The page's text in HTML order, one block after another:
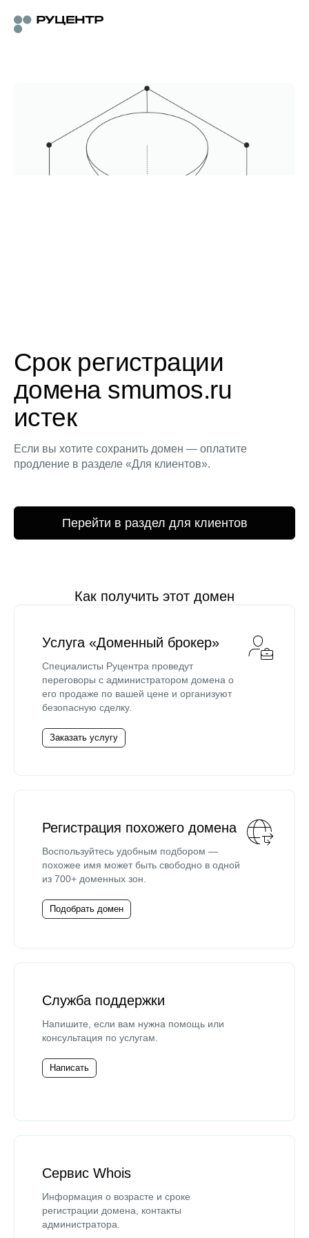
Срок регистрации
домена smumos.ru
истек
Если вы хотите сохранить домен — оплатите
продление в разделе «Для клиентов».
Перейти в раздел для клиентов
Как получить этот домен
Услуга «Доменный брокер»
Специалисты Руцентра проведут
переговоры с администратором домена о
его продаже по вашей цене и организуют
безопасную сделку.
Заказать услугу
Регистрация похожего домена
Воспользуйтесь удобным подбором —
похожее имя может быть свободно в одной
из 700+ доменных зон.
Подобрать домен
Служба поддержки
Напишите, если вам нужна помощь или
консультация по услугам.
Написать
Сервис Whois
Информация о возрасте и сроке
регистрации домена, контакты
администратора.